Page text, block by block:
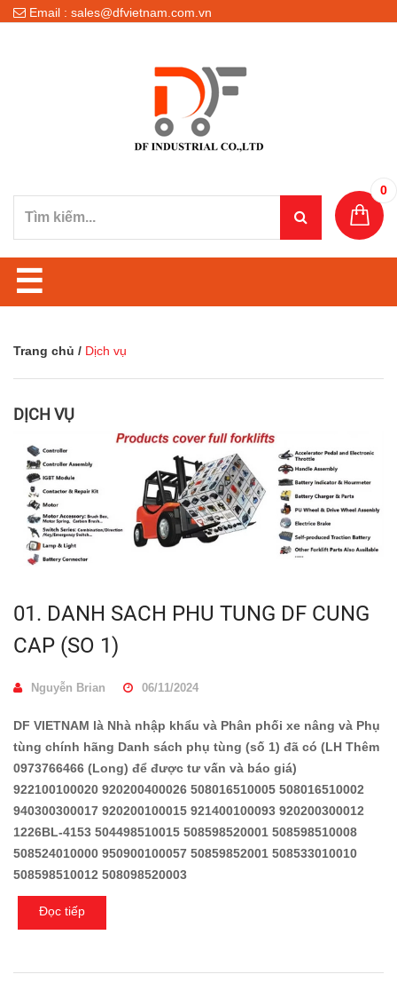
Email : sales@dfvietnam.com.vn
0
☰
Trang chủ / Dịch vụ
DỊCH VỤ
01. DANH SACH PHU TUNG DF CUNG
CAP (SO 1)
Nguyễn Brian 06/11/2024
DF VIETNAM là Nhà nhập khẩu và Phân phối xe nâng và Phụ
tùng chính hãng Danh sách phụ tùng (số 1) đã có (LH Thêm
0973766466 (Long) để được tư vấn và báo giá)
922100100020 920200400026 508016510005 508016510002
940300300017 920200100015 921400100093 920200300012
1226BL-4153 504498510015 508598520001 508598510008
508524010000 950900100057 50859852001 508533010010
508598510012 508098520003
Đọc tiếp